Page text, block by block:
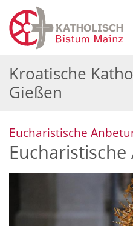
Zum Inhalt springen
Kroatische
Gießen
Eucharistische